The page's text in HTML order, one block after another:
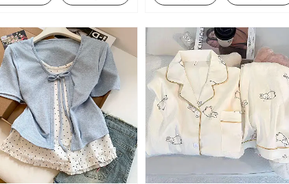
Coletes feminino